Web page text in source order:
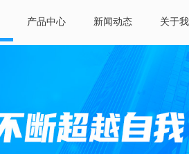
产品中心 新闻动态 关于